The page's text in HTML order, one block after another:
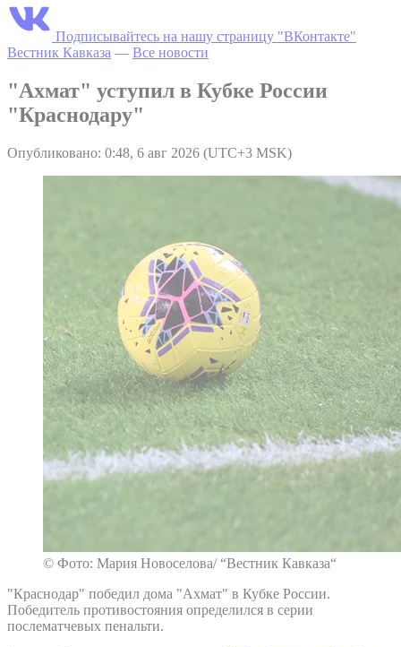
Подписывайтесь на нашу страницу "ВКонтакте"
Вестник Кавказа — Все новости
"Ахмат" уступил в Кубке России
"Краснодару"
Опубликовано: 0:48, 6 авг 2026 (UTC+3 MSK)
© Фото: Мария Новоселова/ “Вестник Кавказа“
"Краснодар" победил дома "Ахмат" в Кубке России.
Победитель противостояния определился в серии
послематчевых пенальти.